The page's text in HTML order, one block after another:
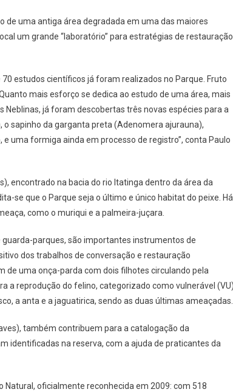
de uma antiga área degradada em uma das maiores
um grande “laboratório” para estratégias de restauração
estudos científicos já foram realizados no Parque. Fruto
mais esforço se dedica ao estudo de uma área, mais
Neblinas, já foram descobertas três novas espécies para a
sapinho da garganta preta (Adenomera ajurauna),
uma formiga ainda em processo de registro”, conta Paulo
encontrado na bacia do rio Itatinga dentro da área da
se que o Parque seja o último e único habitat do peixe. Há
como o muriqui e a palmeira-juçara.
parques, são importantes instrumentos de
dos trabalhos de conversação e restauração
de uma onça-parda com dois filhotes circulando pela
a reprodução do felino, categorizado como vulnerável
a anta e a jaguatirica, sendo as duas últimas ameaçadas.
também contribuem para a catalogação da
identificadas na reserva, com a ajuda de praticantes da
oficialmente reconhecida em 2009: com 518